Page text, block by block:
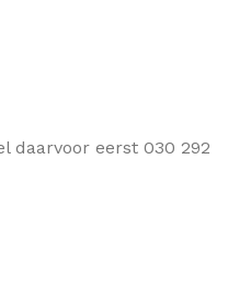
daarvoor eerst 030 292